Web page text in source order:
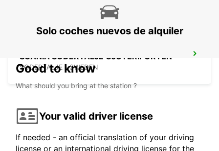
SCANIA SODERTALJE GJUTERIPORTEN
SODERTALJE - SWEDEN
Solo coches nuevos de alquiler
Good to know
What should you bring at the station ?
Your valid driver license
If needed - an official translation of your driving
license or an international driving license for the